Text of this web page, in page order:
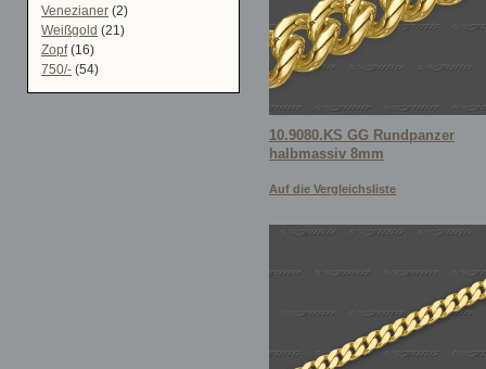
10.9080.KS GG Rundpanzer
halbmassiv 8mm
Auf die Vergleichsliste
Venezianer (2)
Weißgold (21)
Zopf(16)
750/- (54)